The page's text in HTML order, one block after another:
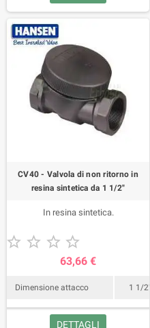
CV40 - Valvola di non ritorno in
resina sintetica da 1 1/2"
In resina sintetica.
   
63,66 €
Dimensione attacco 1 1/2"
DETTAGLI